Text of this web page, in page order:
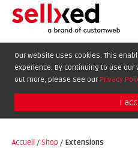
EXTENSIONS
BLOG
Our website uses cookies. This
experience. By continuing to use
out more, please see our Privacy
I
Accueil / Shop / Extensions